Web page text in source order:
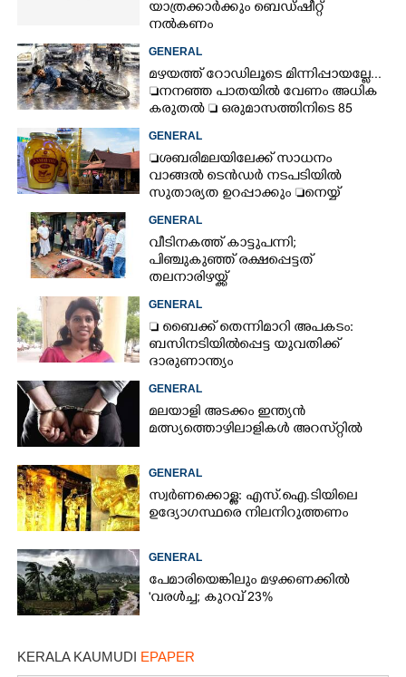
യാത്രക്കാർക്കും ബെഡ്ഷീറ്റ്
നൽകണം
GENERAL
മഴയത്ത് റോഡിലൂടെ മിന്നിപ്പായല്ലേ...
നനഞ്ഞ പാതയിൽ വേണം അധിക
കരുതൽ  ഒരുമാസത്തിനിടെ 85
അപകടം
GENERAL
ശബരിമലയിലേക്ക് സാധനം
വാങ്ങൽ ടെൻ‌ഡർ നടപടിയിൽ
സുതാര്യത ഉറപ്പാക്കും നെയ്യ്
ക്രമക്കേടിൽ തുടരന്വേഷണം
GENERAL
വീടിനകത്ത് കാട്ടുപന്നി;
പിഞ്ചുകുഞ്ഞ് രക്ഷപ്പെട്ടത്
തലനാരിഴയ്ക്ക്
GENERAL
 ബൈക്ക് തെന്നിമാറി അപകടം:
ബസിനടിയിൽപ്പെട്ട യുവതിക്ക്
ദാരുണാന്ത്യം
GENERAL
മലയാളി അടക്കം ഇന്ത്യൻ
മത്സ്യത്തൊഴിലാളികൾ അറസ്‌റ്റിൽ
GENERAL
സ്വർണക്കൊള്ള: എസ്.ഐ.ടിയിലെ
ഉദ്യോഗസ്ഥരെ നിലനിറുത്തണം
GENERAL
പേമാരിയെങ്കിലും മഴക്കണക്കിൽ
'വരൾച്ച; കുറവ് 23%
KERALA KAUMUDI EPAPER
×
Share this link